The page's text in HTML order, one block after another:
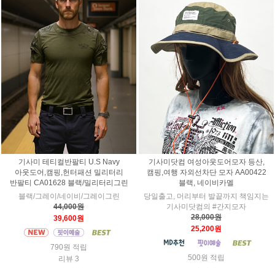
기사미 테티컬반팔티 U.S Navy
아웃도어,캠핑,헌터패션 밀리터리
반팔티 CA01628 블랙/밀리터리그린
블랙/그레이/네이비/그레이그린
44,000원
39,600원
790원 적립
리뷰 3
기사미닷컴 여성아웃도어모자 등산,
캠핑,여행 자외선차단 모자 AA00422
블랙, 네이비카멜
당일출고, 머리부터 발끝까지 책임지는
기사미닷컴의 #간지모자
28,000원
25,200원
500원 적립